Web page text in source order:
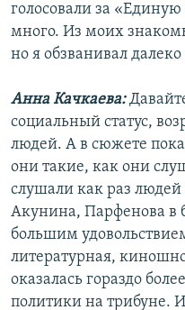
голосовали за
много. Из моих
но я обзванивал
Анна Качкаева:
социальный статус,
людей. А в сюжете
они такие, как они
слушали как раз
Акунина, Парфенова в
большим
литературная,
оказалась гораздо
политики на трибуне.